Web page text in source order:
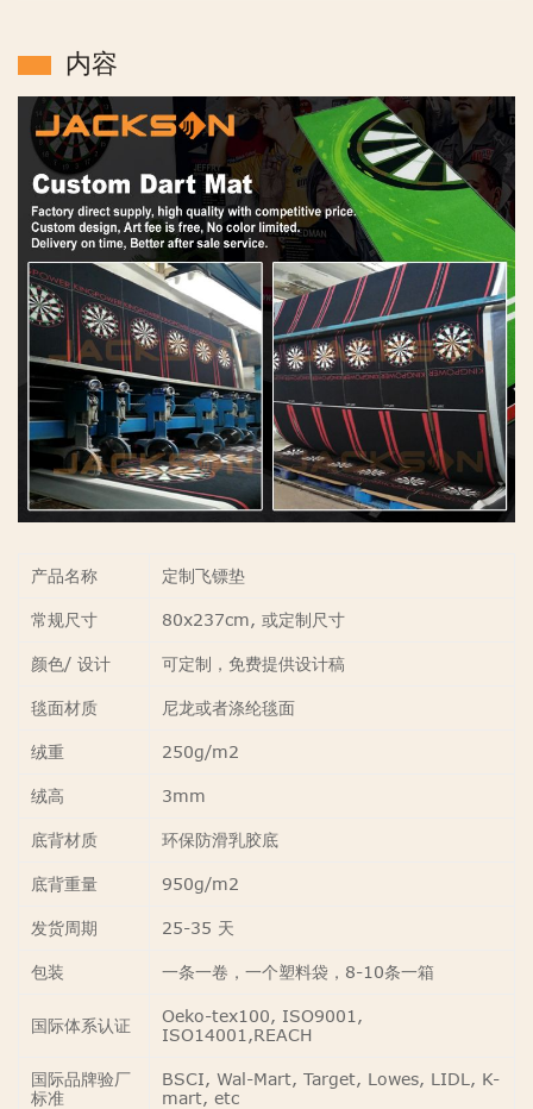
内容
产品名称
定制飞镖垫
常规尺寸
80x237cm, 或定制尺寸
颜色/ 设计
可定制，免费提供设计稿
毯面材质
尼龙或者涤纶毯面
绒重
250g/m2
绒高
3mm
底背材质
环保防滑乳胶底
底背重量
950g/m2
发货周期
25-35 天
包装
一条一卷，一个塑料袋，8-10条一箱
国际体系认证
Oeko-tex100, ISO9001,
ISO14001,REACH
国际品牌验厂
标准
BSCI, Wal-Mart, Target, Lowes, LIDL, K-
mart, etc